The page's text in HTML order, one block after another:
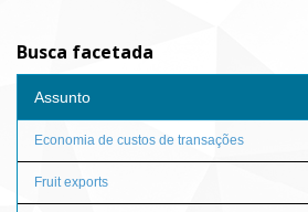
Busca facetada
Assunto
Economia de custos de transações
Fruit exports